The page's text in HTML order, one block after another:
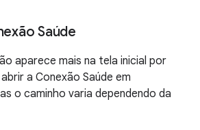
Saúde
aparece mais na tela inicial por
a Conexão Saúde em
o caminho varia dependendo da